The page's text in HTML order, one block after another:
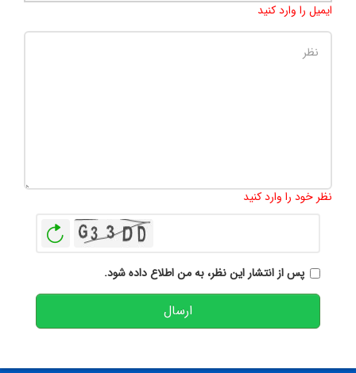
ایمیل را وارد کنید
نظر خود را وارد کنید
پس از انتشار این نظر، به من اطلاع داده شود.
ارسال